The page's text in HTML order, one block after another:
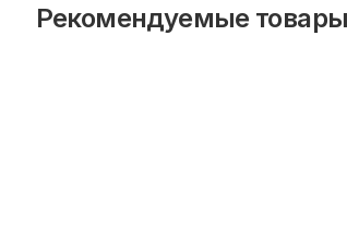
Рекомендуемые товары